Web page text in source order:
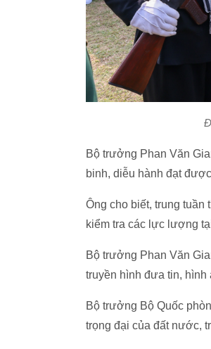
Bộ trưởng Phan Văn
binh, diễu hành đạt
Ông cho biết, trung
kiểm tra các lực lượng
Bộ trưởng Phan Văn
truyền hình đưa tin, hình
Bộ trưởng Bộ Quốc
trọng đại của đất nước,